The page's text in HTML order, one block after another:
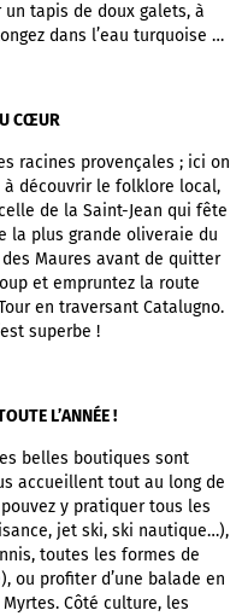
tapis de doux galets, à
dans l’eau turquoise …
CŒUR
racines provençales ; ici on
découvrir le folklore local,
de la Saint-Jean qui fête
la plus grande oliveraie du
Maures avant de quitter
et empruntez la route
en traversant Catalugno.
superbe !
L’ANNÉE !
belles boutiques sont
accueillent tout au long de
pouvez y pratiquer tous les
jet ski, ski nautique…),
toutes les formes de
ou profiter d’une balade en
Côté culture, les